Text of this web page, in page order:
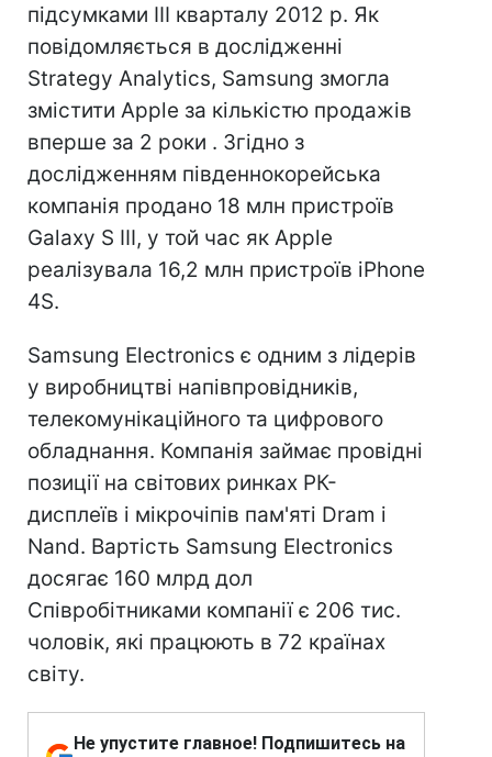
підсумками III кварталу 2012 р. Як
повідомляється в дослідженні
Strategy Analytics, Samsung змогла
змістити Apple за кількістю продажів
вперше за 2 роки . Згідно з
дослідженням південнокорейська
компанія продано 18 млн пристроїв
Galaxy S III, у той час як Apple
реалізувала 16,2 млн пристроїв iPhone
4S.
Samsung Electronics є одним з лідерів
у виробництві напівпровідників,
телекомунікаційного та цифрового
обладнання. Компанія займає провідні
позиції на світових ринках РК-
дисплеїв і мікрочіпів пам'яті Dram і
Nand. Вартість Samsung Electronics
досягає 160 млрд дол
Співробітниками компанії є 206 тис.
чоловік, які працюють в 72 країнах
світу.
Не упустите главное! Подпишитесь на